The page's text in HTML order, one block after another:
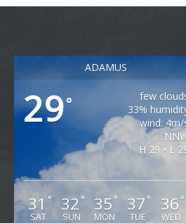
ADAMUS
29°
few
33%
wind:
H 29 • L
31 °
SAT
32 °
SUN
35 °
MON
37 °
TUE
36 °
WED